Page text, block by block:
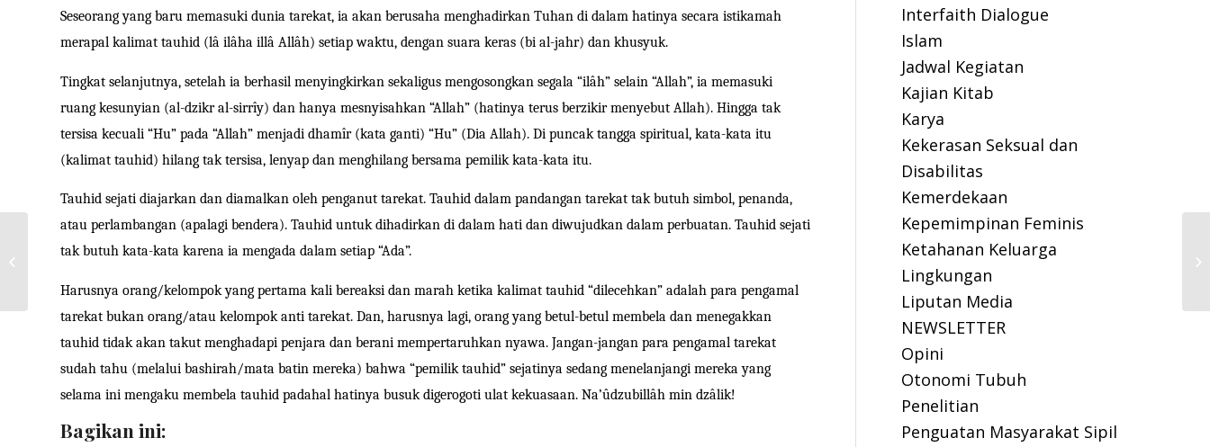
Seseorang yang baru memasuki dunia tarekat, ia akan berusaha menghadirkan Tuhan di dalam hatinya secara istikamah
merapal kalimat tauhid (lâ ilâha illâ Allâh) setiap waktu, dengan suara keras (bi al-jahr) dan khusyuk.
Tingkat selanjutnya, setelah ia berhasil menyingkirkan sekaligus mengosongkan segala “ilâh” selain “Allah”, ia memasuki
ruang kesunyian (al-dzikr al-sirrîy) dan hanya mesnyisahkan “Allah” (hatinya terus berzikir menyebut Allah). Hingga tak
tersisa kecuali “Hu” pada “Allah” menjadi dhamîr(kata ganti) “Hu” (Dia Allah). Di puncak tangga spiritual, kata-kata itu
(kalimat tauhid) hilang tak tersisa, lenyap dan menghilang bersama pemilik kata-kata itu.
Tauhid sejati diajarkan dan diamalkan oleh penganut tarekat. Tauhid dalam pandangan tarekat tak butuh simbol, penanda,
atau perlambangan (apalagi bendera). Tauhid untuk dihadirkan di dalam hati dan diwujudkan dalam perbuatan. Tauhid sejati
tak butuh kata-kata karena ia mengada dalam setiap “Ada”.
Harusnya orang/kelompok yang pertama kali bereaksi dan marah ketika kalimat tauhid “dilecehkan” adalah para pengamal
tarekat bukan orang/atau kelompok anti tarekat. Dan, harusnya lagi, orang yang betul-betul membela dan menegakkan
tauhid tidak akan takut menghadapi penjara dan berani mempertaruhkan nyawa. Jangan-jangan para pengamal tarekat
sudah tahu (melalui bashirah/mata batin mereka) bahwa “pemilik tauhid” sejatinya sedang menelanjangi mereka yang
selama ini mengaku membela tauhid padahal hatinya busuk digerogoti ulat kekuasaan. Na’ûdzubillâh min dzâlik!
Bagikan ini:
Interfaith Dialogue
Islam
Jadwal Kegiatan
Kajian Kitab
Karya
Kekerasan Seksual dan
Disabilitas
Kemerdekaan
Kepemimpinan Feminis
Ketahanan Keluarga
Lingkungan
Liputan Media
NEWSLETTER
Opini
Otonomi Tubuh
Penelitian
Penguatan Masyarakat Sipil
Kalimat Haqq untuk